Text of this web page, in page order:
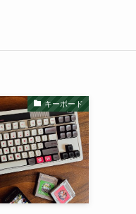
キーボード